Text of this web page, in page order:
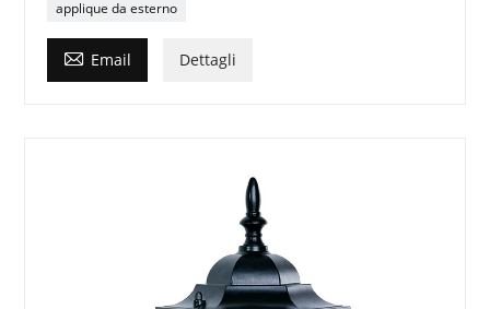
applique da esterno
 Email Dettagli